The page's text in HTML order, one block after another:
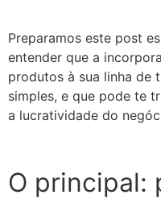
Preparamos este post
entender que a
produtos à sua linha de
simples, e que pode te
a lucratividade do
O principal: